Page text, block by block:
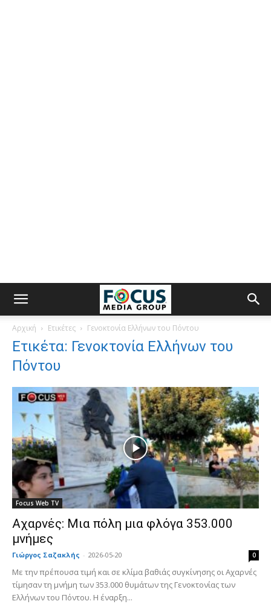
Αρχική Ετικέτες Γενοκτονία Ελλήνων του Πόντου
Ετικέτα: Γενοκτονία Ελλήνων του
Πόντου
Focus Web TV
Αχαρνές: Μια πόλη μια φλόγα 353.000
μνήμες
Γιώργος Σαζακλής - 2026-05-20 0
Με την πρέπουσα τιμή και σε κλίμα βαθιάς συγκίνησης οι Αχαρνές
τίμησαν τη μνήμη των 353.000 θυμάτων της Γενοκτονίας των
Ελλήνων του Πόντου. Η έναρξη...